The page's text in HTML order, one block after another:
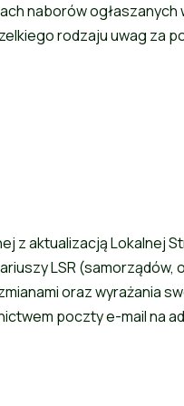
naborów
rodzaju uwag za
z aktualizacją Lokalnej
LSR
oraz wyrażania
poczty e-mail na